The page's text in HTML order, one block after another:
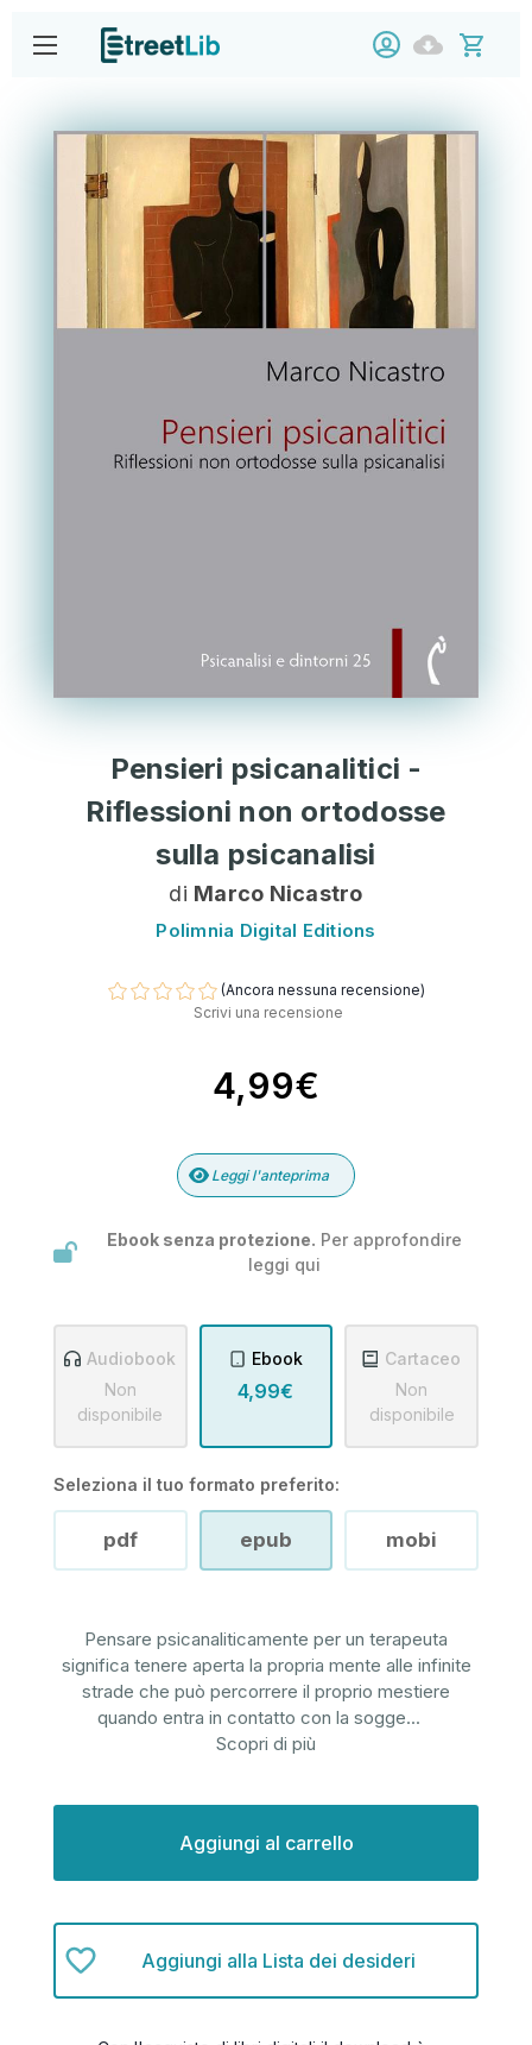
Pensieri psicanalitici -
Riflessioni non ortodosse
sulla psicanalisi
di Marco Nicastro
Polimnia Digital Editions
(Ancora nessuna recensione)
Scrivi una recensione
4,99€
Leggi l'anteprima
Ebook senza protezione. Per approfondire
leggi qui
Audiobook
Non
disponibile
Ebook
4,99€
Cartaceo
Non
disponibile
Seleziona il tuo formato preferito:
pdf epub mobi
Pensare psicanaliticamente per un terapeuta
significa tenere aperta la propria mente alle infinite
strade che può percorrere il proprio mestiere
quando entra in contatto con la sogge...
Scopri di più
Aggiungi alla Lista dei desideri